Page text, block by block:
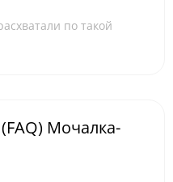
по такой
(FAQ) Мочалка-